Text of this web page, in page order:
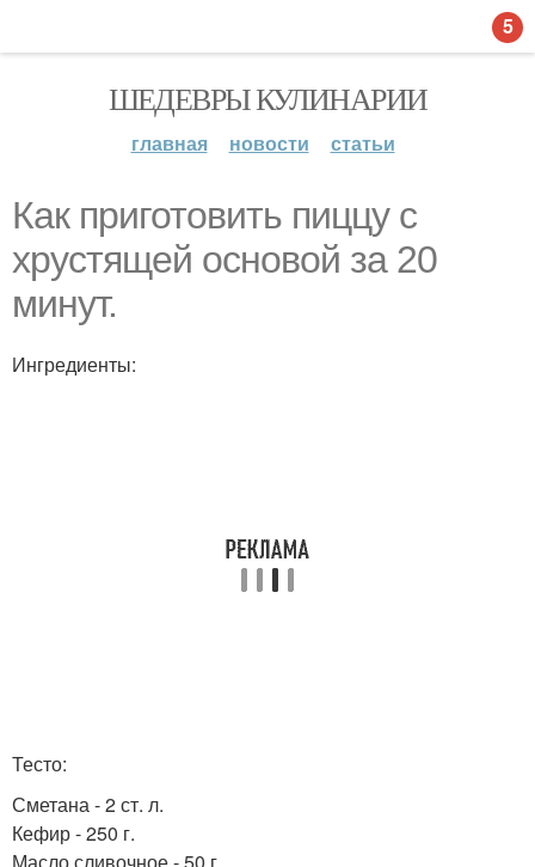
ШЕДЕВРЫ КУЛИНАРИИ
главная новости статьи
Как приготовить пиццу с
хрустящей основой за 20
минут.
Ингредиенты:
Тесто:
Сметана - 2 ст. л.
Кефир - 250 г.
5